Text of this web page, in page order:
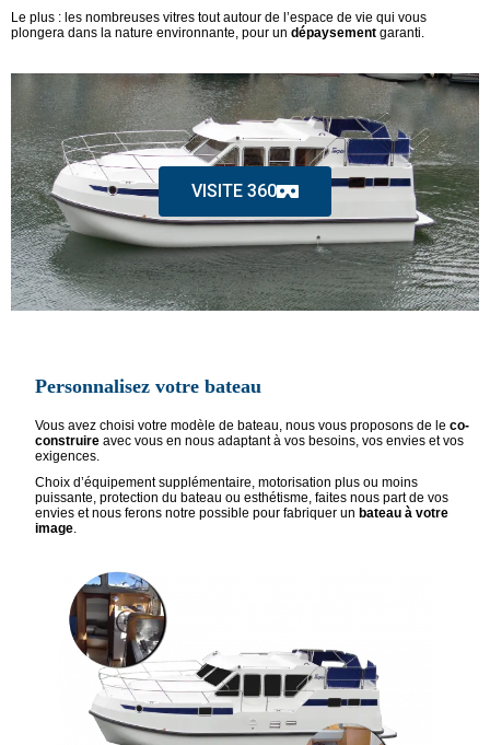
Le plus : les nombreuses vitres tout autour de l’espace de vie qui vous
plongera dans la nature environnante, pour un dépaysement garanti.
VISITE 360
Personnalisez votre bateau
Vous avez choisi votre modèle de bateau, nous vous proposons de leco-
construire avec vous en nous adaptant à vos besoins, vos envies et vos
exigences.
Choix d’équipement supplémentaire, motorisation plus ou moins
puissante, protection du bateau ou esthétisme, faites nous part de vos
envies et nous ferons notre possible pour fabriquer un bateau à votre
image.